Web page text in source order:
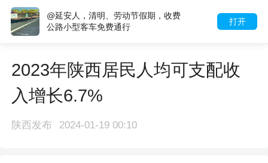
打开
@延安人，清明、劳动节假期，收费
公路小型客车免费通行
2023年陕西居民人均可支配收
入增长6.7%
陕西发布 2024-01-19 00:10